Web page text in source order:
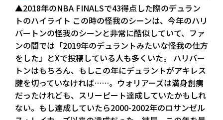
▲2018年のNBA FINALSで43得点した際のデュラン
トのハイライト この時の怪我のシーンは、今年のハリ
バートンの怪我のシーンと非常に酷似していて、ファ
ンの間では「2019年のデュラントみたいな怪我の仕方
をした」とXで投稿している人も多くいた。 ハリバー
トンはもちろん、もしこの年にデュラントがアキレス
腱を切っていなければ……。ウォリアーズは満身創痍
だったけれども、スリーピート達成していたかもしれ
ない。もし達成していたら2000-2002年のロサンゼル